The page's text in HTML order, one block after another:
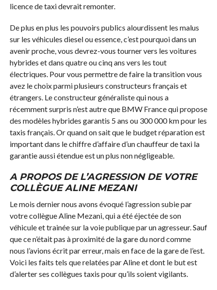
licence de taxi devrait remonter.
De plus en plus les pouvoirs publics alourdissent les malus
sur les véhicules diesel ou essence, c’est pourquoi dans un
avenir proche, vous devrez-vous tourner vers les voitures
hybrides et dans quatre ou cinq ans vers les tout
électriques. Pour vous permettre de faire la transition vous
avez le choix parmi plusieurs constructeurs français et
étrangers. Le constructeur généraliste qui nous a
récemment surpris n’est autre que BMW France qui propose
des modèles hybrides garantis 5 ans ou 300 000 km pour les
taxis français. Or quand on sait que le budget réparation est
important dans le chiffre d’affaire d’un chauffeur de taxi la
garantie aussi étendue est un plus non négligeable.
A PROPOS DE L’AGRESSION DE VOTRE
COLLÈGUE ALINE MEZANI
Le mois dernier nous avons évoqué l’agression subie par
votre collègue Aline Mezani, qui a été éjectée de son
véhicule et trainée sur la voie publique par un agresseur. Sauf
que ce n’était pas à proximité de la gare du nord comme
nous l’avions écrit par erreur, mais en face de la gare de l’est.
Voici les faits tels que relatées par Aline et dont le but est
d’alerter ses collègues taxis pour qu’ils soient vigilants.